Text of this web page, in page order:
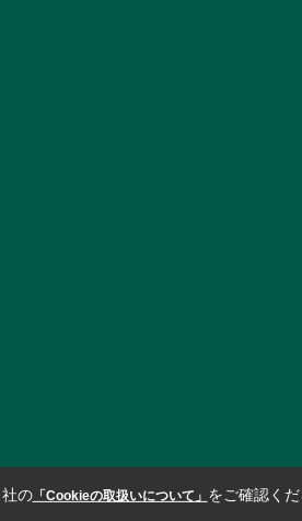
の「Cookieの取扱いについて」 をご確認くだ